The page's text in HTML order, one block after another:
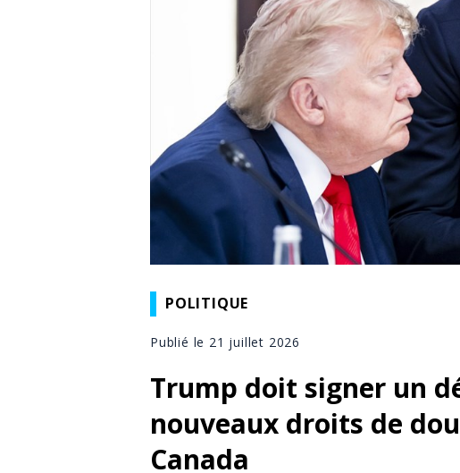
POLITIQUE
Publié le 21 juillet 2026
Trump doit signer un
nouveaux droits de
Canada